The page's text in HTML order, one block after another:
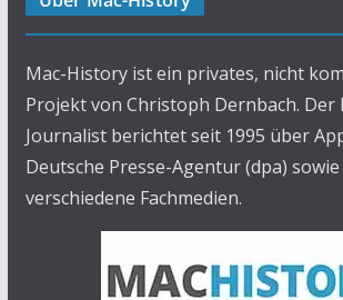
Mac-History ist ein privates, nicht
Projekt von Christoph Dernbach. Der
Journalist berichtet seit 1995 über
Deutsche Presse-Agentur (dpa)
verschiedene Fachmedien.